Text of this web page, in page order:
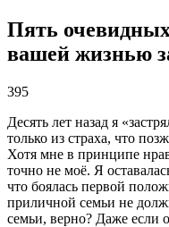
Пять
вашей жизнью
395
Десять лет назад я
только из страха, что
Хотя мне в принципе
точно не моё. Я
что боялась первой
приличной семьи не
семьи, верно? Даже если